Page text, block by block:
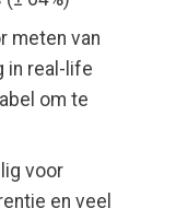
meten van
in real-life
om te
voor
en veel